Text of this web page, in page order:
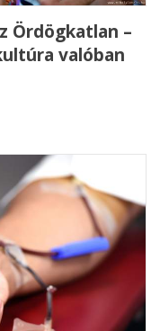
Ördögkatlan –
valóban